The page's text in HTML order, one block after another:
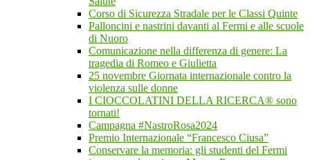
Corso di Sicurezza Stradale per le Classi Quinte
Palloncini e nastrini davanti al Fermi e alle scuole
di Nuoro
Comunicazione nella differenza di genere: La
tragedia di Romeo e Giulietta
25 novembre Giornata internazionale contro la
violenza sulle donne
I CIOCCOLATINI DELLA RICERCA® sono
tornati!
Campagna #NastroRosa2024
Premio Internazionale “Francesco Ciusa”
Conservare la memoria: gli studenti del Fermi